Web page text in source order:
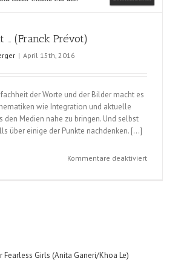
… (Franck Prévot)
| April 15th, 2016
der Worte und der Bilder macht es
wie Integration und aktuelle
den Medien nahe zu bringen. Und selbst
über einige der Punkte nachdenken. […]
Kommentare deaktiviertfür
Fearless Girls (Anita Ganeri/Khoa Le)